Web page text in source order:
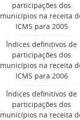
participações dos
municípios na receita
ICMS para 2005
Índices definitivos de
participações dos
municípios na receita
ICMS para 2006
Índices definitivos de
participações dos
municípios na receita